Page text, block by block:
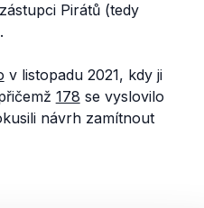
Pirátů (tedy
v listopadu 2021, kdy ji
178 se vyslovilo
návrh zamítnout